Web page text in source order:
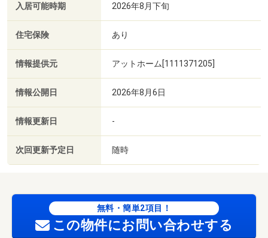
入居可能時期 2026年8月下旬
住宅保険 あり
情報提供元 アットホーム[1111371205]
情報公開日 2026年8月6日
情報更新日 -
次回更新予定日 随時
無料・簡単2項目！
この物件にお問い合わせする